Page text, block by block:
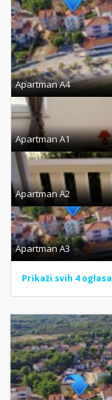
Apartman A4
Apartman A1
Apartman A2
Apartman A3
Prikaži svih 4 oglasa